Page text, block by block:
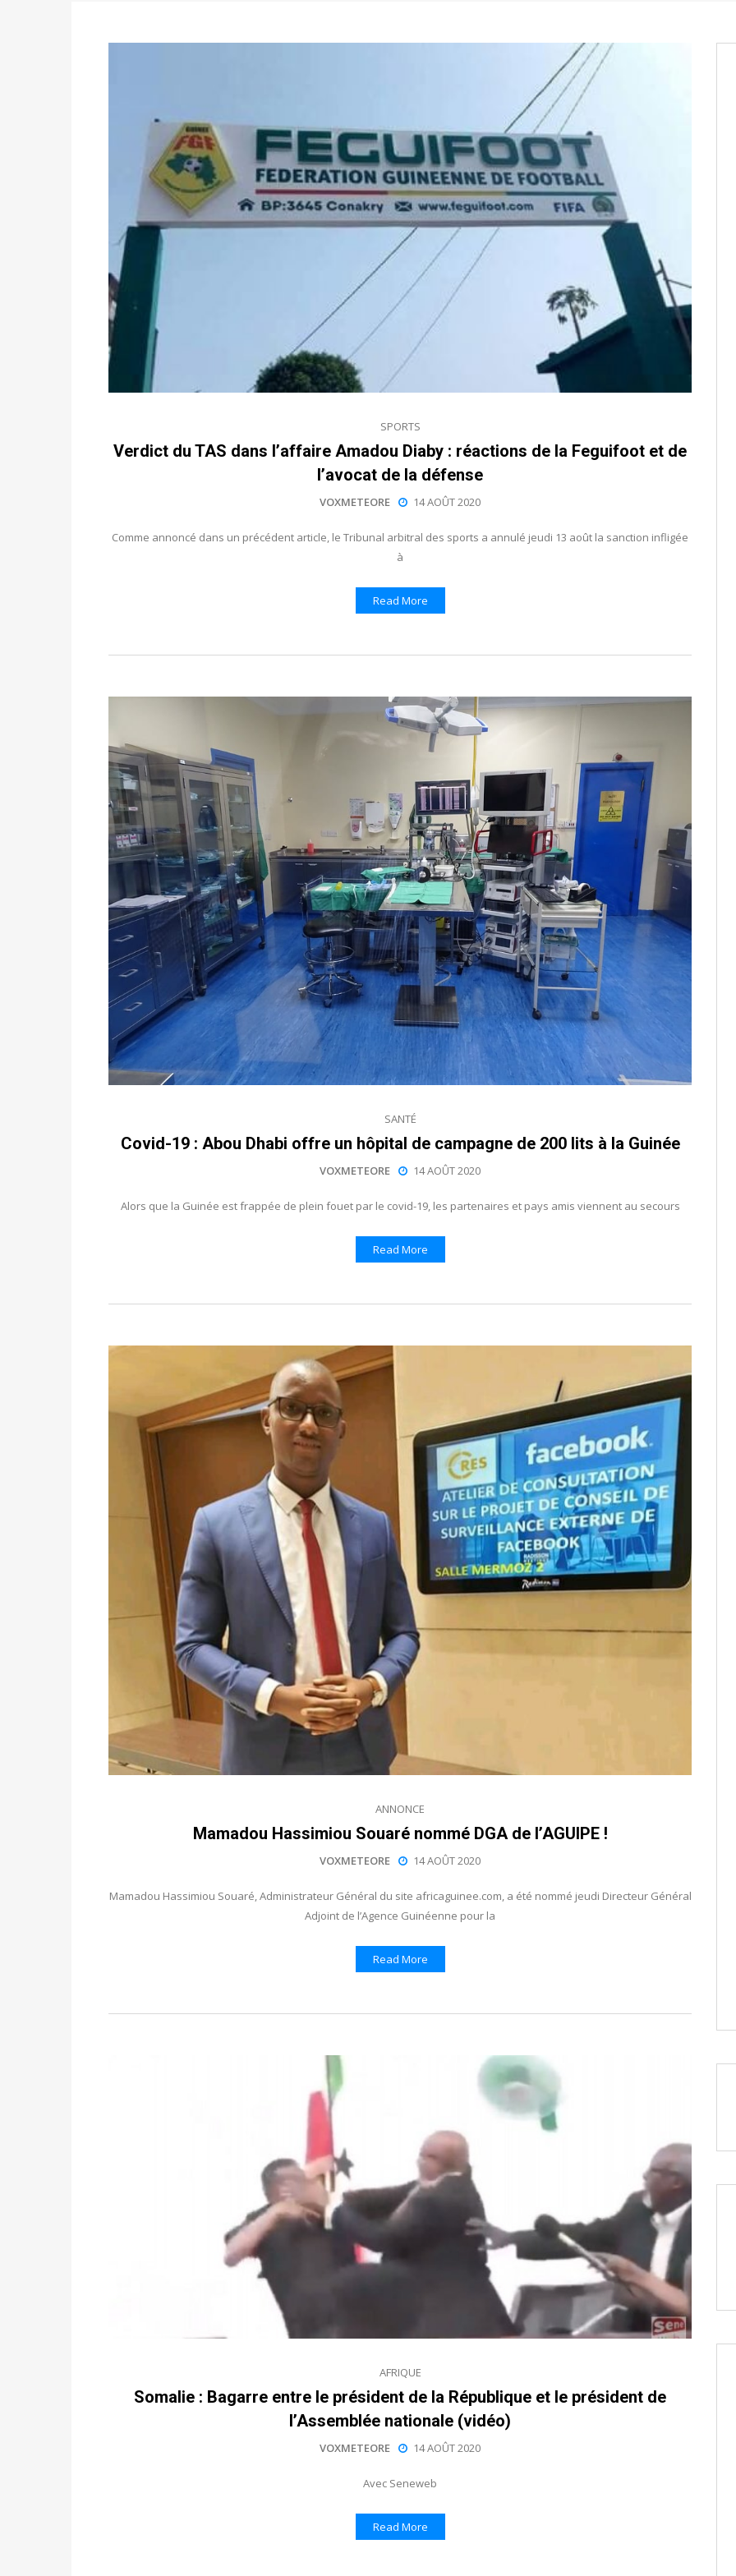
des votes) avant le 16 mai à 16h
Politique-Délégués de bureaux de vote : vos informations à transmettre
avant le 16 mai 2026 à 16h
Politique Proclamation des résultats globaux provisoires et des
statistiques des législatives et communales : ce 4 juin à 18h
SPORTS
Verdict du TAS dans l’affaire Amadou Diaby : réactions de la Feguifoot et de
l’avocat de la défense
VOXMETEORE 14 AOÛT 2020
Comme annoncé dans un précédent article, le Tribunal arbitral des sports a annulé jeudi 13 août la sanction infligée
à
Read More
SANTÉ
Covid-19 : Abou Dhabi offre un hôpital de campagne de 200 lits à la Guinée
VOXMETEORE 14 AOÛT 2020
Alors que la Guinée est frappée de plein fouet par le covid-19, les partenaires et pays amis viennent au secours
Read More
ANNONCE
Mamadou Hassimiou Souaré nommé DGA de l’AGUIPE !
VOXMETEORE 14 AOÛT 2020
Mamadou Hassimiou Souaré, Administrateur Général du site africaguinee.com, a été nommé jeudi Directeur Général
Adjoint de l’Agence Guinéenne pour la
Read More
AFRIQUE
Somalie : Bagarre entre le président de la République et le président de
l’Assemblée nationale (vidéo)
VOXMETEORE 14 AOÛT 2020
Avec Seneweb
Read More